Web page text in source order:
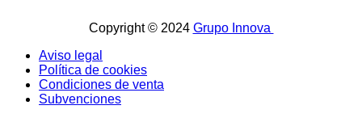
Copyright © 2024 Grupo Innova
Aviso legal
Política de cookies
Condiciones de venta
Subvenciones